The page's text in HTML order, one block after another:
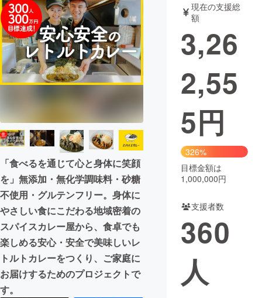
「食べるを通じて心と身体に笑顔
を」無添加・無化学調味料・砂糖
不使用・グルテンフリー。身体に
やさしい食にこだわる地域密着の
スパイスカレー屋から、食卓でも
楽しめる安心・安全で美味しいレ
トルトカレーをつくり、ご家庭に
お届けするためのプロジェクトで
す。
現在の支援総
額
3,26
2,55
5円
326%
目標金額は
1,000,000円
支援者数
360
人